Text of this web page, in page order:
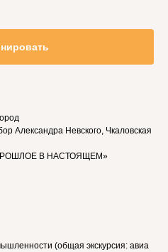
Александра Невского, Чкаловская
В НАСТОЯЩЕМ»
(общая экскурсия: авиа